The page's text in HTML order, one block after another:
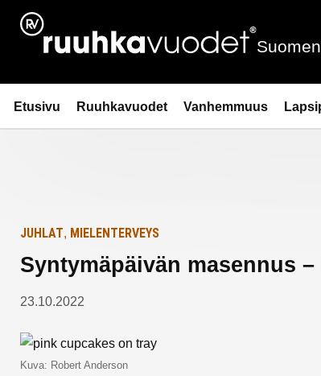
Siirry
sisältöön
Ruuhkavuodet.fi
Etusivu Ruuhkavuodet Vanhemmuus
Etusivulle
JUHLAT, MIELENTERVEYS
Syntymäpäivän masennus
23.10.2022
Kuva: Robert Anderson